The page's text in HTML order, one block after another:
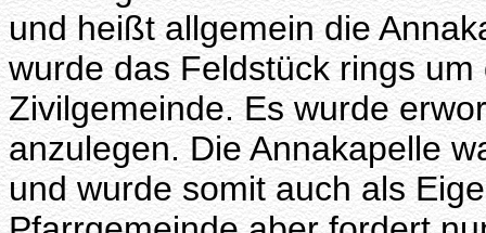
und heißt allgemein die
wurde das Feldstück rings
Zivilgemeinde. Es wurde
anzulegen. Die Annakapelle
und wurde somit auch als